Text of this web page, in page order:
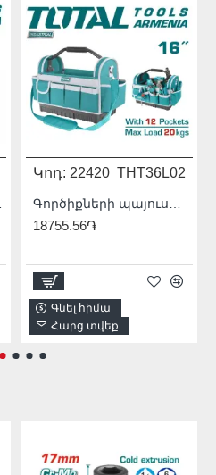
Կոդ: 22420 THT36L02
18755.56֏
Գնել հիմա
Հարց տվեք